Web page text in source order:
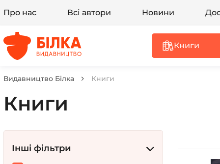
Про нас Всі автори Новини
Книги
Видавництво Білка Книги
Книги
Інші фільтри